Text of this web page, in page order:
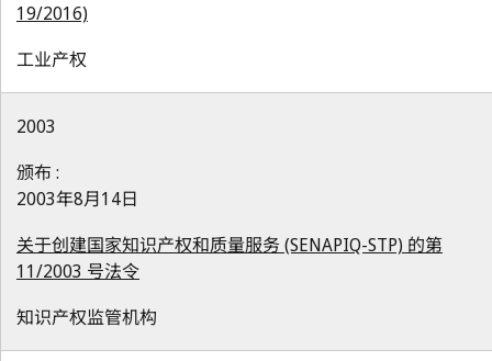
19/2016)
工业产权
2003
颁布 :
2003年8月14日
关于创建国家知识产权和质量服务 (SENAPIQ-STP) 的第
11/2003 号法令
知识产权监管机构